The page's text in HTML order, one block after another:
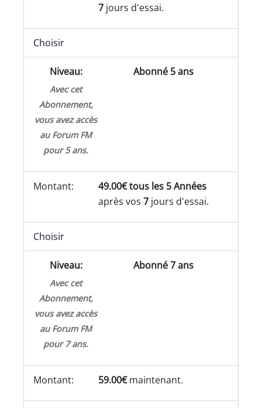
7 jours d'essai.
Choisir
Abonné 5 ans
Avec cet
Abonnement,
vous avez accès
au Forum FM
pour 5 ans.
49.00€ tous les 5 Années
après vos7 jours d'essai.
Choisir
Abonné 7 ans
Avec cet
Abonnement,
vous avez accès
au Forum FM
pour 7 ans.
59.00€maintenant.